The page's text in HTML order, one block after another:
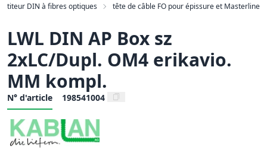
DIN à fibres optiques tête de câble FO pour épissure et Masterline
LWL DIN AP Box sz
2xLC/Dupl. OM4 erikavio.
MM kompl.
N° d'article 198541004